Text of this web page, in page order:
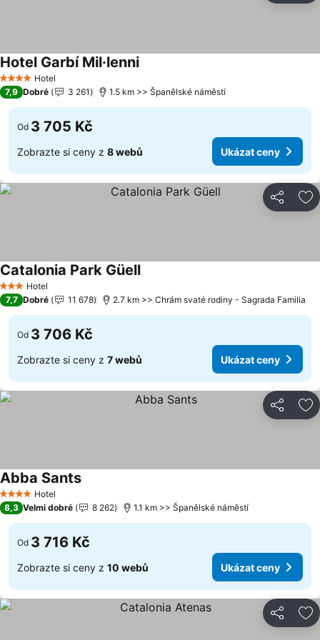
4 Počet hvězdiček
Hotel
Hotel Garbí Mil·lenni
7,9 Dobré 3 261 1.5 km >> Španělské náměstí
Od 3 705 Kč
Zobrazte si ceny z 8 webů Ukázat ceny
Sdílet
3 Počet hvězdiček
Hotel
Catalonia Park Güell
7,7 Dobré 11 678 2.7 km >> Chrám svaté rodiny - Sagrada Familia
Od 3 706 Kč
Zobrazte si ceny z 7 webů Ukázat ceny
Sdílet
4 Počet hvězdiček
Hotel
Abba Sants
8,3 Velmi dobré 8 262 1.1 km >> Španělské náměstí
Od 3 716 Kč
Zobrazte si ceny z 10 webů Ukázat ceny
Sdílet